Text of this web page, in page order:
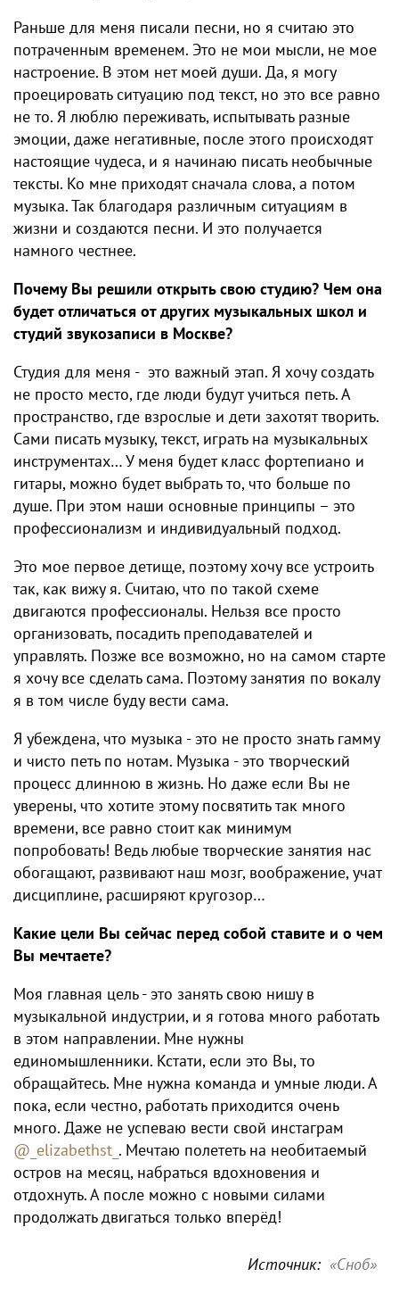
Раньше для меня писали песни, но я считаю это
потраченным временем. Это не мои мысли, не мое
настроение. В этом нет моей души. Да, я могу
проецировать ситуацию под текст, но это все равно
не то. Я люблю переживать, испытывать разные
эмоции, даже негативные, после этого происходят
настоящие чудеса, и я начинаю писать необычные
тексты. Ко мне приходят сначала слова, а потом
музыка. Так благодаря различным ситуациям в
жизни и создаются песни. И это получается
намного честнее.
Почему Вы решили открыть свою студию? Чем она
будет отличаться от других музыкальных школ и
студий звукозаписи в Москве?
Студия для меня - это важный этап. Я хочу создать
не просто место, где люди будут учиться петь. А
пространство, где взрослые и дети захотят творить.
Сами писать музыку, текст, играть на музыкальных
инструментах… У меня будет класс фортепиано и
гитары, можно будет выбрать то, что больше по
душе. При этом наши основные принципы – это
профессионализм и индивидуальный подход.
Это мое первое детище, поэтому хочу все устроить
так, как вижу я. Считаю, что по такой схеме
двигаются профессионалы. Нельзя все просто
организовать, посадить преподавателей и
управлять. Позже все возможно, но на самом старте
я хочу все сделать сама. Поэтому занятия по вокалу
я в том числе буду вести сама.
Я убеждена, что музыка - это не просто знать гамму
и чисто петь по нотам. Музыка - это творческий
процесс длинною в жизнь. Но даже если Вы не
уверены, что хотите этому посвятить так много
времени, все равно стоит как минимум
попробовать! Ведь любые творческие занятия нас
обогащают, развивают наш мозг, воображение, учат
дисциплине, расширяют кругозор…
Какие цели Вы сейчас перед собой ставите и о чем
Вы мечтаете?
Моя главная цель - это занять свою нишу в
музыкальной индустрии, и я готова много работать
в этом направлении. Мне нужны
единомышленники. Кстати, если это Вы, то
обращайтесь. Мне нужна команда и умные люди. А
пока, если честно, работать приходится очень
много. Даже не успеваю вести свой инстаграм
@_elizabethst_ . Мечтаю полететь на необитаемый
остров на месяц, набраться вдохновения и
отдохнуть. А после можно с новыми силами
продолжать двигаться только вперёд!
Источник: «Сноб»